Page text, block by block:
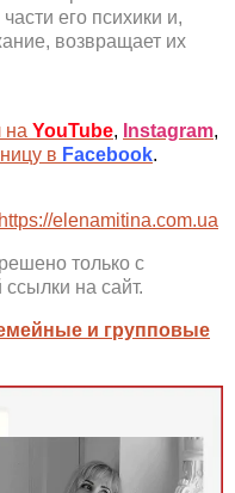
его психики и,
возвращает их
на YouTube, Instagram,
в Facebook.
https://elenamitina.com.ua
только с
на сайт.
и групповые